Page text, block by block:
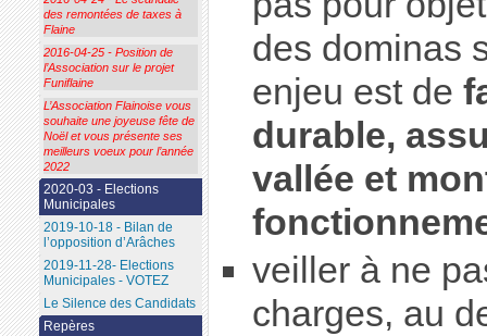
des dominas
enjeu est de
durable,
vallée et
veiller à ne
charges, au
des remontées de taxes à
Flaine
2016-04-25 - Position de
l’Association sur le projet
Funiflaine
L’Association Flainoise vous
souhaite une joyeuse fête de
Noël et vous présente ses
meilleurs voeux pour l’année
2022
2020-03 - Elections
Municipales
2019-10-18 - Bilan de
l’opposition d’Arâches
2019-11-28- Elections
Municipales - VOTEZ
Le Silence des Candidats
Repères